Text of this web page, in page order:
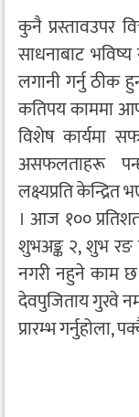
कुनै प्रस्तावउपर
साधनाबाट
लगानी गर्नु ठीक
कतिपय काममा
विशेष कार्यमा
असफलताहरू
लक्ष्यप्रति
। आज १००
शुभअङ्क २, शुभ रङ
नगरी नहुने काम
देवपुजिताय गुरवे
प्रारम्भ गर्नुहोला,